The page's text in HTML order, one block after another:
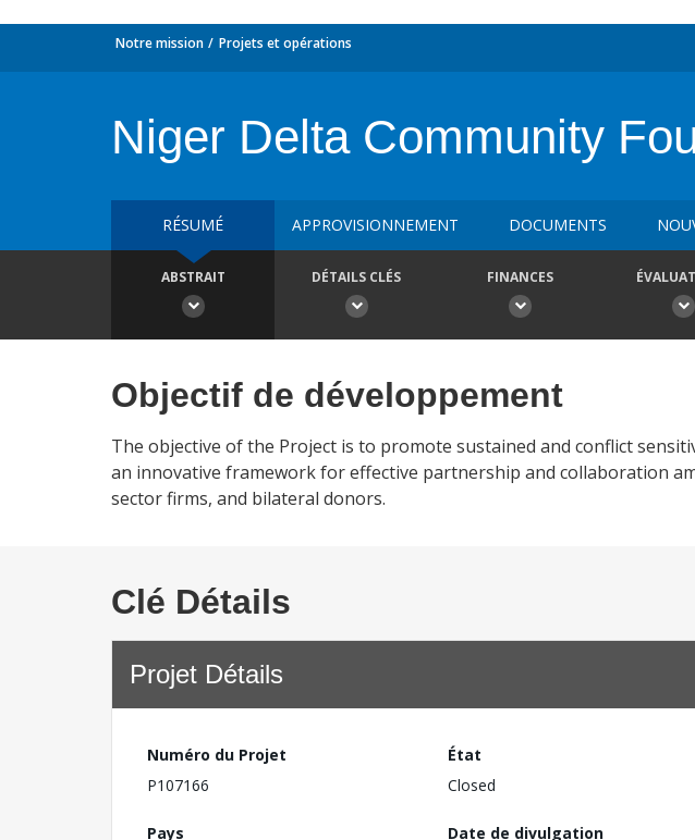
Notre mission Projets et opérations
Niger Delta Community
RÉSUMÉ APPROVISIONNEMENT DOCUMENTS
ABSTRAIT DÉTAILS CLÉS FINANCES
Objectif de développement
The objective of the Project is to promote sustained and conflict
an innovative framework for effective partnership and collaboration
sector firms, and bilateral donors.
Clé Détails
Projet Détails
Numéro du Projet
P107166
État
Closed
Pays
Date de divulgation